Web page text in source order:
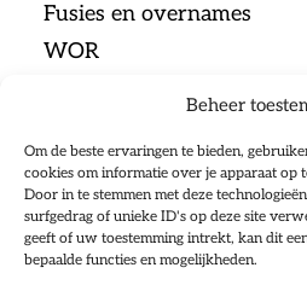
Beheer
Om de beste ervaringen te bieden,
cookies om informatie over je apparaat op
Door in te stemmen met deze
surfgedrag of unieke ID's op deze site
geeft of uw toestemming intrekt, kan dit
bepaalde functies en mogelijkheden.
Fusies en overnames
WOR
Home
Ondernemingsraden